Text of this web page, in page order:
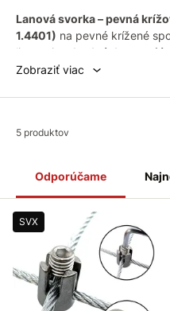
Lanová svorka – pevná
1.4401) na pevné krížené
lisovania;
vhodná do
korózii.
Zobraziť viac
Odporúčame
5 produktov
SVX